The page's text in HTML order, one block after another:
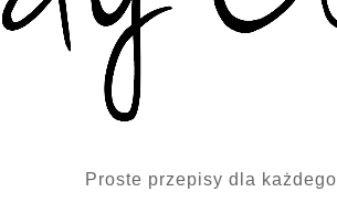
Proste przepisy dla każdego